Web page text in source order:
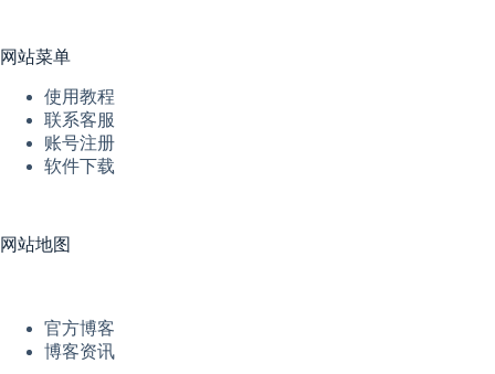
网站菜单
使用教程
联系客服
账号注册
软件下载
网站地图
官方博客
博客资讯